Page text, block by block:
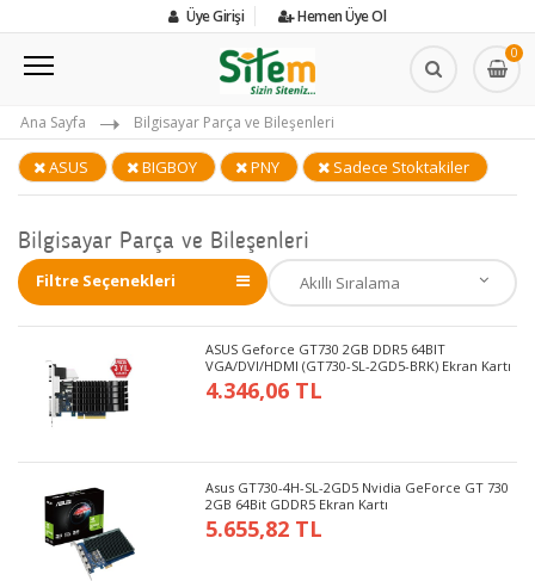
Üye Girişi Hemen Üye Ol
0
Ana Sayfa Bilgisayar Parça ve Bileşenleri
ASUS BIGBOY PNY Sadece Stoktakiler
Bilgisayar Parça ve Bileşenleri
Filtre Seçenekleri
ASUS Geforce GT730 2GB DDR5 64BIT
VGA/DVI/HDMI (GT730-SL-2GD5-BRK) Ekran Kartı
4.346,06 TL
Asus GT730-4H-SL-2GD5 Nvidia GeForce GT 730
2GB 64Bit GDDR5 Ekran Kartı
5.655,82 TL